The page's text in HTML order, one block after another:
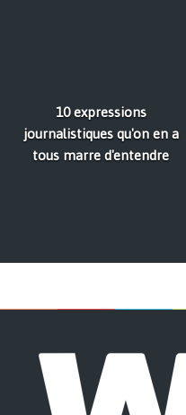
10 expressions
journalistiques qu'on en a
tous marre d'entendre